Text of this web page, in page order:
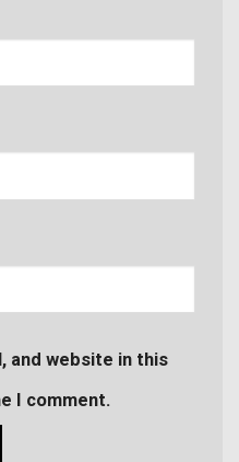
and website in this
I comment.